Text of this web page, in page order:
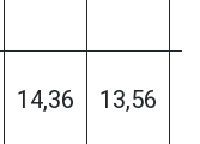
14,36 13,56